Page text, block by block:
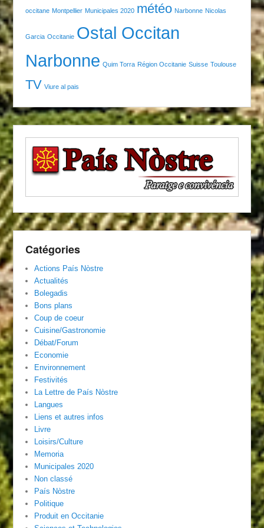
occitane Montpellier Municipales 2020 météo Narbonne Nicolas
Garcia Occitanie Ostal Occitan
Narbonne Quim Torra Région Occitanie Suisse Toulouse
TV Viure al pais
Catégories
Actions País Nòstre
Actualités
Bolegadis
Bons plans
Coup de coeur
Cuisine/Gastronomie
Débat/Forum
Economie
Environnement
Festivités
La Lettre de País Nòstre
Langues
Liens et autres infos
Livre
Loisirs/Culture
Memoria
Municipales 2020
Non classé
País Nòstre
Politique
Produit en Occitanie